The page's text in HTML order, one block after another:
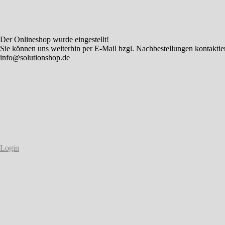
Der Onlineshop wurde eingestellt!
Sie können uns weiterhin per E-Mail bzgl. Nachbestellungen
info@solutionshop.de
Login